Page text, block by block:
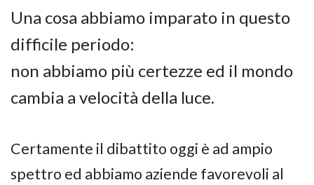
Una cosa abbiamo imparato in questo
difficile periodo:
non abbiamo più certezze ed il mondo
cambia a velocità della luce.
Certamente il dibattito oggi è ad ampio
spettro ed abbiamo aziende favorevoli al